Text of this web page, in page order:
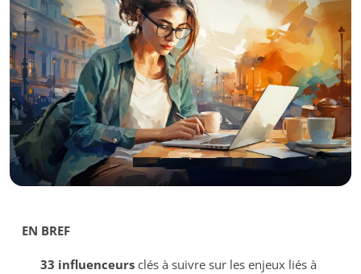
EN BREF
33 influenceursclés à suivre sur les enjeux liés à